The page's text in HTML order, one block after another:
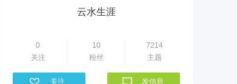
云水生涯
0
关注
10
粉丝
7214
主题
关注 发信息